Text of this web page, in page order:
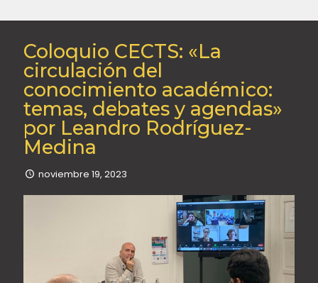
Coloquio CECTS: «La
circulación del
conocimiento académico:
temas, debates y agendas»
por Leandro Rodríguez-
Medina
noviembre 19, 2023